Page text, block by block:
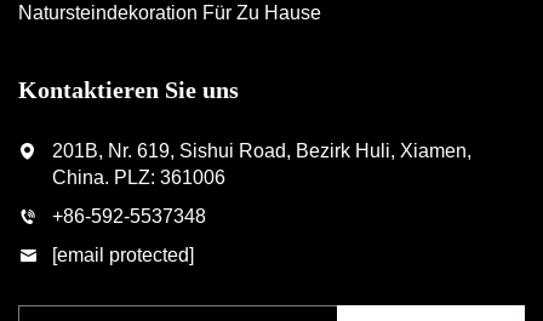
Natursteindekoration Für Zu Hause
Kontaktieren Sie uns
201B, Nr. 619, Sishui Road, Bezirk Huli, Xiamen,
China. PLZ: 361006
+86-592-5537348
[email protected]